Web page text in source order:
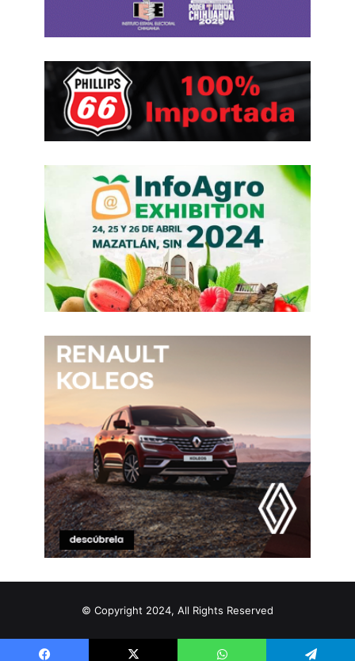
© Copyright 2024, All Rights Reserved